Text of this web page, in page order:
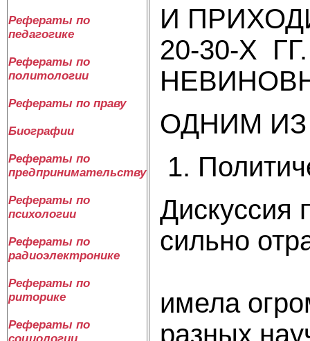
Рефераты по
педагогике
Рефераты по
политологии
Рефераты по праву
Биографии
Рефераты по
предпринимательству
Рефераты по
психологии
Рефераты по
радиоэлектронике
Рефераты по
риторике
Рефераты по
И
20-30-Х
ОДНИМ
1.
Дискуссия
имела
разных